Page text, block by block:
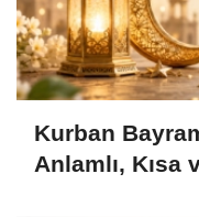
Kurban
Anlamlı, Kısa